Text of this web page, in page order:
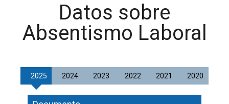
Datos sobre
Absentismo Laboral
2025 2024 2023 2022 2021 2020